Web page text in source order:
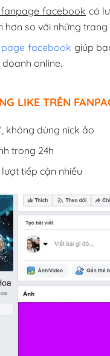
facebook có
hơn so với những trang
facebook giúp
online.
LIKE TRÊN
không dùng nick ảo
trong 24h
tiếp cận nhiều